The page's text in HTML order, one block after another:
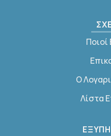
Ποιοί
Ο
Λίστα